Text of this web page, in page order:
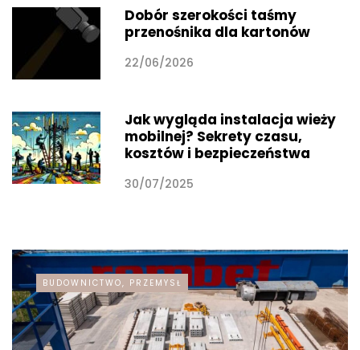
Dobór szerokości taśmy
przenośnika dla kartonów
22/06/2026
Jak wygląda instalacja wieży
mobilnej? Sekrety czasu,
kosztów i bezpieczeństwa
30/07/2025
BUDOWNICTWO, PRZEMYSŁ